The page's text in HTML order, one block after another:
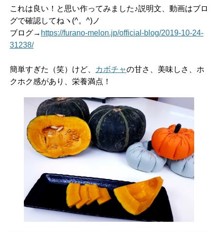
これは良い！と思い作ってみました♪説明文、動画はブロ
グで確認してねヽ(^。^)ノ
ブログ→ https://furano-melon.jp/official-blog/2019-10-24-
31238/
簡単すぎた（笑）けど、 カボチャの甘さ、美味しさ、ホ
クホク感があり、栄養満点！